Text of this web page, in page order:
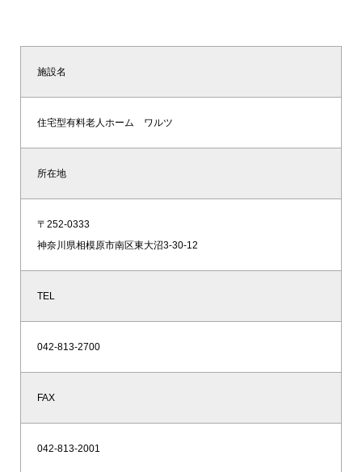
施設名
住宅型有料老人ホーム ワルツ
所在地
〒252-0333
神奈川県相模原市南区東大沼3-30-12
TEL
042-813-2700
FAX
042-813-2001